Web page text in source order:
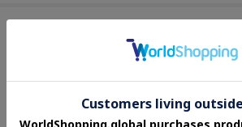
セールアイテムからのおす